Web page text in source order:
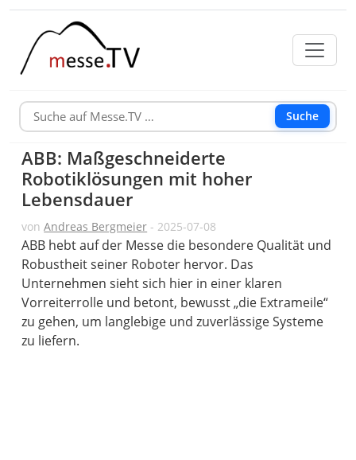
Suche
ABB: Maßgeschneiderte
Robotiklösungen mit hoher
Lebensdauer
vonAndreas Bergmeier - 2025-07-08
ABB hebt auf der Messe die besondere Qualität und
Robustheit seiner Roboter hervor. Das
Unternehmen sieht sich hier in einer klaren
Vorreiterrolle und betont, bewusst „die Extrameile“
zu gehen, um langlebige und zuverlässige Systeme
zu liefern.